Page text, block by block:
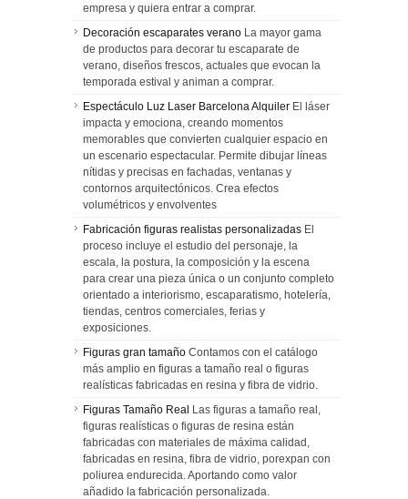
empresa y quiera entrar a comprar.
Decoración escaparates verano La mayor gama
de productos para decorar tu escaparate de
verano, diseños frescos, actuales que evocan la
temporada estival y animan a comprar.
Espectáculo Luz Laser Barcelona Alquiler El láser
impacta y emociona, creando momentos
memorables que convierten cualquier espacio en
un escenario espectacular. Permite dibujar líneas
nítidas y precisas en fachadas, ventanas y
contornos arquitectónicos. Crea efectos
volumétricos y envolventes
Fabricación figuras realistas personalizadas El
proceso incluye el estudio del personaje, la
escala, la postura, la composición y la escena
para crear una pieza única o un conjunto completo
orientado a interiorismo, escaparatismo, hotelería,
tiendas, centros comerciales, ferias y
exposiciones.
Figuras gran tamaño Contamos con el catálogo
más amplio en figuras a tamaño real o figuras
realísticas fabricadas en resina y fibra de vidrio.
Figuras Tamaño Real Las figuras a tamaño real,
figuras realísticas o figuras de resina están
fabricadas con materiales de máxima calidad,
fabricadas en resina, fibra de vidrio, porexpan con
poliurea endurecida. Aportando como valor
añadido la fabricación personalizada.